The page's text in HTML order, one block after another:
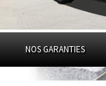
NOS GARANTIES